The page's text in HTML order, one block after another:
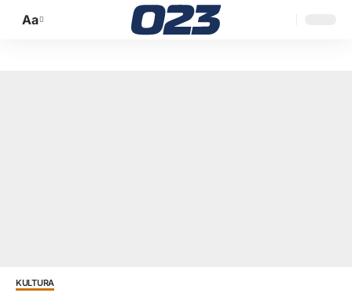
Promijeni
Aa
KULTURA